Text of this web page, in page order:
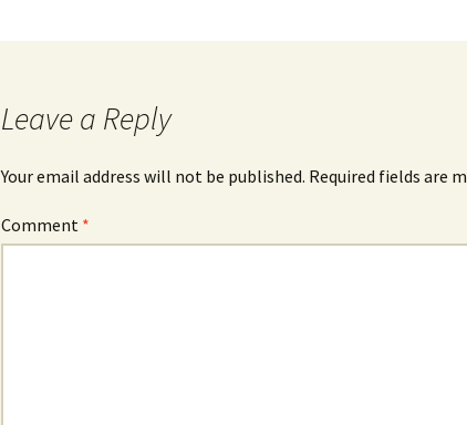
Leave a Reply
Your email address will not be published. Required fields are
Comment *